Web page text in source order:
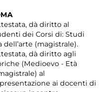
dà diritto al
dei Corsi di: Studi
(magistrale).
dà diritto agli
(Medioevo - Età
al
ai docenti di